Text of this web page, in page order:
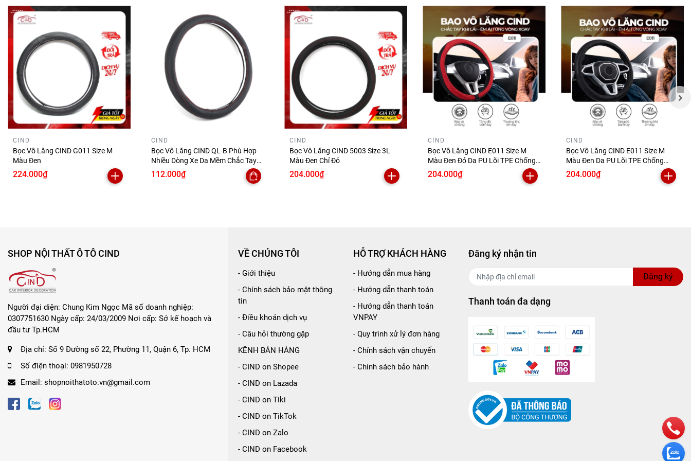
CIND
Bọc Vô Lăng CIND G011 Size M
Màu Đen
224.000₫
CIND
Bọc Vô Lăng CIND QL-B Phù Hợp
Nhiều Dòng Xe Da Mềm Chắc Tay
Khi Lái Xe
112.000₫
CIND
Bọc Vô Lăng CIND 5003 Size 3L
Màu Đen Chỉ Đỏ
204.000₫
CIND
Bọc Vô Lăng CIND E011 Size M
Màu Đen Đỏ Da PU Lõi TPE Chống
Trượt Siêu Êm
204.000₫
CIND
Bọc Vô Lăng CIND E011 Size M
Màu Đen Da PU Lõi TPE Chống
Trượt Siêu Êm
204.000₫
SHOP NỘI THẤT Ô TÔ CIND
Người đại diện: Chung Kim Ngọc Mã số doanh nghiệp:
0307751630 Ngày cấp: 24/03/2009 Nơi cấp: Sở kế hoạch và
đầu tư Tp.HCM
Địa chỉ: Số 9 Đường số 22, Phường 11, Quận 6, Tp. HCM
Số điện thoại: 0981950728
Email: shopnoithatoto.vn@gmail.com
VỀ CHÚNG TÔI
- Giới thiệu
- Chính sách bảo mật thông
tin
- Điều khoản dịch vụ
- Câu hỏi thường gặp
KÊNH BÁN HÀNG
- CIND on Shopee
- CIND on Lazada
- CIND on Tiki
- CIND on TikTok
- CIND on Zalo
- CIND on Facebook
HỖ TRỢ KHÁCH HÀNG
- Hướng dẫn mua hàng
- Hướng dẫn thanh toán
- Hướng dẫn thanh toán
VNPAY
- Quy trình xử lý đơn hàng
- Chính sách vận chuyển
- Chính sách bảo hành
Đăng ký nhận tin
Đăng ký
Thanh toán đa dạng